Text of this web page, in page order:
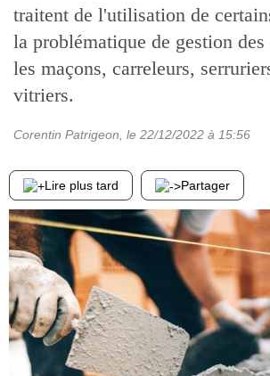
traitent de l'utilisation de
la problématique de gestion des
les maçons, carreleurs,
vitriers.
Corentin Patrigeon , le 22/12/2022 à 15:56
Lire plus tard Partager